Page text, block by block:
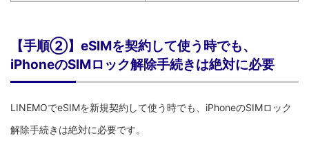
【手順②】eSIMを契約して使う時でも、
iPhoneのSIMロック解除手続きは絶対に必要
LINEMOでeSIMを新規契約して使う時でも、iPhoneのSIMロック
解除手続きは絶対に必要です。